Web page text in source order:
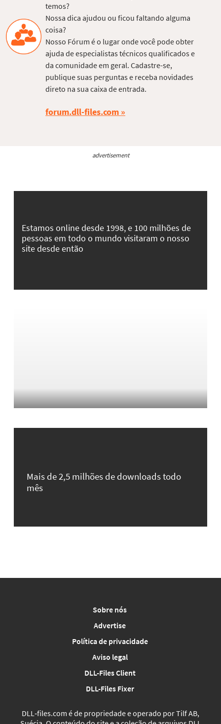
temos?
Nossa dica ajudou ou ficou faltando alguma
coisa?
Nosso Fórum é o lugar onde você pode obter
ajuda de especialistas técnicos qualificados e
da comunidade em geral. Cadastre-se,
publique suas perguntas e receba novidades
direto na sua caixa de entrada.
forum.dll-files.com
advertisement
Estamos online desde 1998, e 100 milhões de
pessoas em todo o mundo visitaram o nosso
site desde então
Mais de 2,5 milhões de downloads todo
mês
Sobre nós
Advertise
Política de privacidade
Aviso legal
DLL-Files Client
DLL-Files Fixer
DLL‑files.com é de propriedade e operado por Tilf AB,